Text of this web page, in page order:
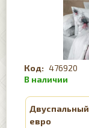
476920
Двуспальный
евро